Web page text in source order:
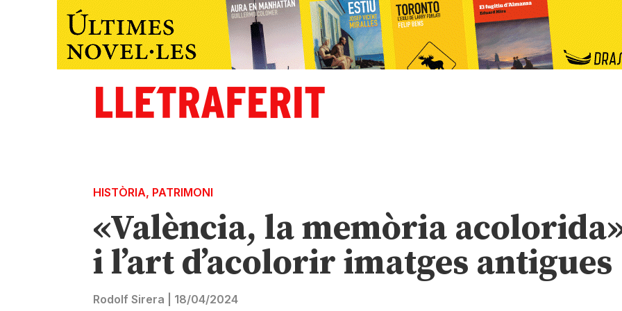
HISTÒRIA, PATRIMONI
«València, la memòria
i l’art d’acolorir imatges antigues
Rodolf Sirera 18/04/2024